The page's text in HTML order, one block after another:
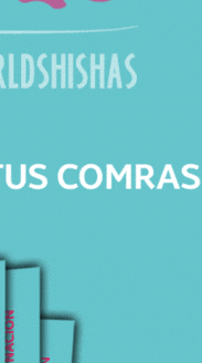
península.